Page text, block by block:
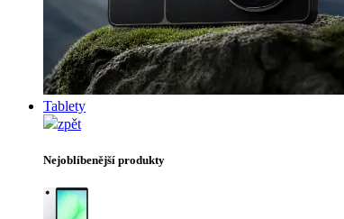
Tablety
zpět
Nejoblíbenější produkty